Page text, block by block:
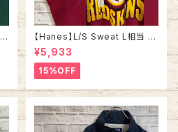
【Hanes】L/S Sweat L相当 9
0s “ WASHINGTON REDSKI
NS” NFL チームモノ スウェット
トレーナー チームロゴ ワシント
ン レッドスキンズ ボルドー ワイ
ンレッド アメリカ USA 古着
¥5,933
15%OFF